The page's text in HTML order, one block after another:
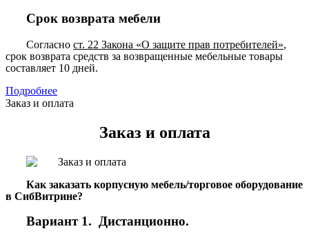
Срок возврата мебели
Согласно ст. 22 Закона «О защите прав потребителей»,
срок возврата средств за возвращенные мебельные товары
составляет 10 дней.
Подробнее
Заказ и оплата
Заказ и оплата
Как заказать корпусную мебель/торговое оборудование
в СибВитрине?
Вариант 1. Дистанционно.